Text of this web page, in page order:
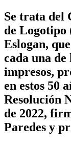
Se trata del
de Logotipo
Eslogan,
cada una de
impresos,
en estos 50
Resolución
de 2022,
Paredes y